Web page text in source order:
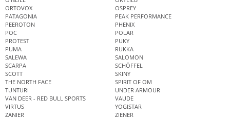
ORTOVOX
OSPREY
PATAGONIA
PEAK PERFORMANCE
PEEROTON
PHENIX
POC
POLAR
PROTEST
PUKY
PUMA
RUKKA
SALEWA
SALOMON
SCARPA
SCHÖFFEL
SCOTT
SKINY
THE NORTH FACE
SPIRIT OF OM
TUNTURI
UNDER ARMOUR
VAN DEER - RED BULL SPORTS
VAUDE
VIRTUS
YOGISTAR
ZANIER
ZIENER